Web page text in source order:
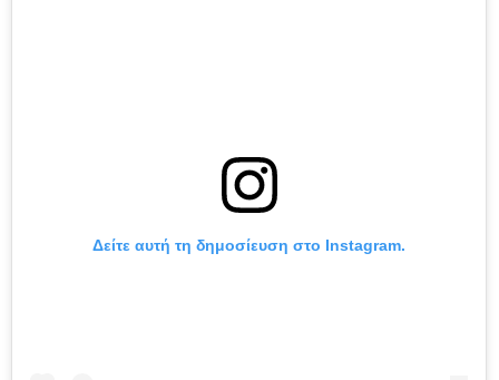
Δείτε αυτή τη δημοσίευση στο Instagram.